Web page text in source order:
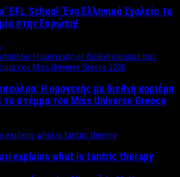
EFL School: Ένα Ελληνικό Σχολείo 1ο
στην Ευρώπη!
Η ομογενής με διεθνή καριέρα
το στέμμα του Miss Universe Greece
explains what is tantric therapy